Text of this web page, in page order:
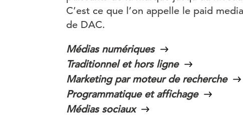
C’est ce que l’on appelle le paid
de DAC.
Médias numériques
Traditionnel et hors ligne
Marketing par moteur de recherche
Programmatique et affichage
Médias sociaux